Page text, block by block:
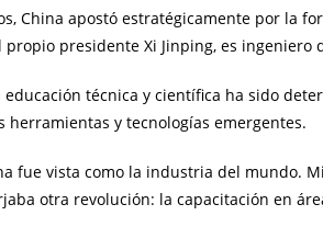
China apostó estratégicamente por la
propio presidente Xi Jinping, es ingeniero
educación técnica y científica ha sido
herramientas y tecnologías emergentes.
fue vista como la industria del mundo.
otra revolución: la capacitación en